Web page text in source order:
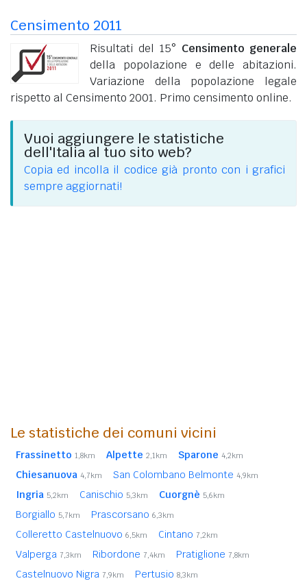
Censimento 2011
Risultati del 15° Censimento generale
della popolazione e delle abitazioni.
Variazione della popolazione legale
rispetto al Censimento 2001. Primo censimento online.
Vuoi aggiungere le statistiche
dell'Italia al tuo sito web?
Copia ed incolla il codice già pronto con i grafici
sempre aggiornati!
Le statistiche dei comuni vicini
Frassinetto 1,8km Alpette 2,1km Sparone 4,2km
Chiesanuova 4,7km San Colombano Belmonte 4,9km
Ingria 5,2km Canischio 5,3km Cuorgnè 5,6km
Borgiallo 5,7km Prascorsano 6,3km
Colleretto Castelnuovo 6,5km Cintano 7,2km
Valperga 7,3km Ribordone 7,4km Pratiglione 7,8km
Castelnuovo Nigra 7,9km Pertusio 8,3km